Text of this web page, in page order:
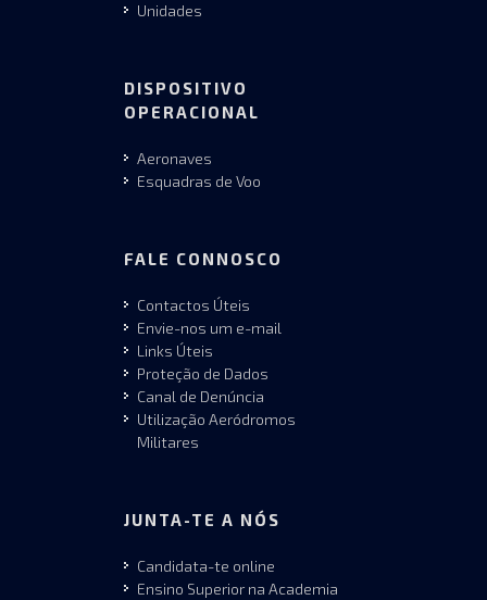
Unidades
DISPOSITIVO
OPERACIONAL
Aeronaves
Esquadras de Voo
FALE CONNOSCO
Contactos Úteis
Envie-nos um e-mail
Links Úteis
Proteção de Dados
Canal de Denúncia
Utilização Aeródromos
Militares
JUNTA-TE A NÓS
Candidata-te online
Ensino Superior na Academia